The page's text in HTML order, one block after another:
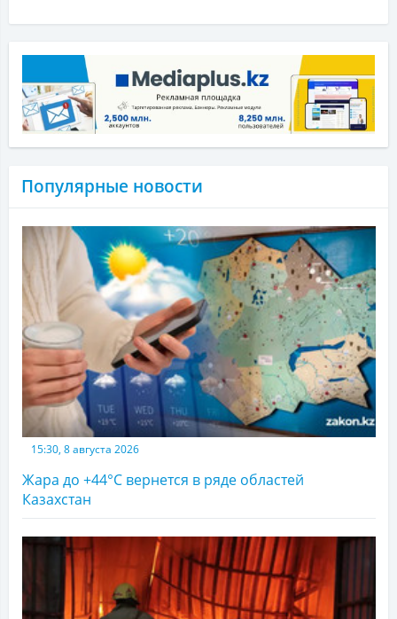
Популярные новости
15:30, 8 августа 2026
Жара до +44°С вернется в ряде областей
Казахстан